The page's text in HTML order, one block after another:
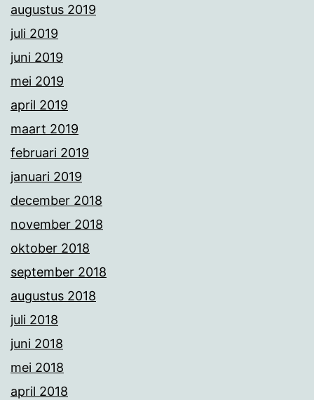
augustus 2019
juli 2019
juni 2019
mei 2019
april 2019
maart 2019
februari 2019
januari 2019
december 2018
november 2018
oktober 2018
september 2018
augustus 2018
juli 2018
juni 2018
mei 2018
april 2018